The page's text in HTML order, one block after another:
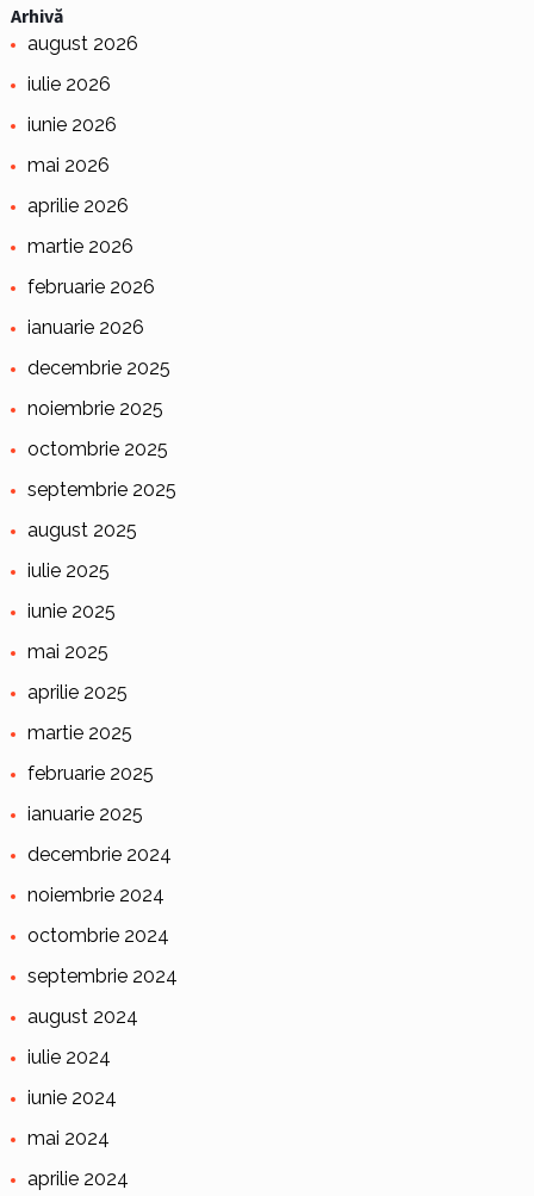
Arhivă
august 2026
iulie 2026
iunie 2026
mai 2026
aprilie 2026
martie 2026
februarie 2026
ianuarie 2026
decembrie 2025
noiembrie 2025
octombrie 2025
septembrie 2025
august 2025
iulie 2025
iunie 2025
mai 2025
aprilie 2025
martie 2025
februarie 2025
ianuarie 2025
decembrie 2024
noiembrie 2024
octombrie 2024
septembrie 2024
august 2024
iulie 2024
iunie 2024
mai 2024
aprilie 2024